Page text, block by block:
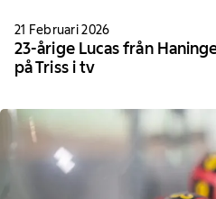
21 Februari 2026
23-årige Lucas från
på Triss i tv